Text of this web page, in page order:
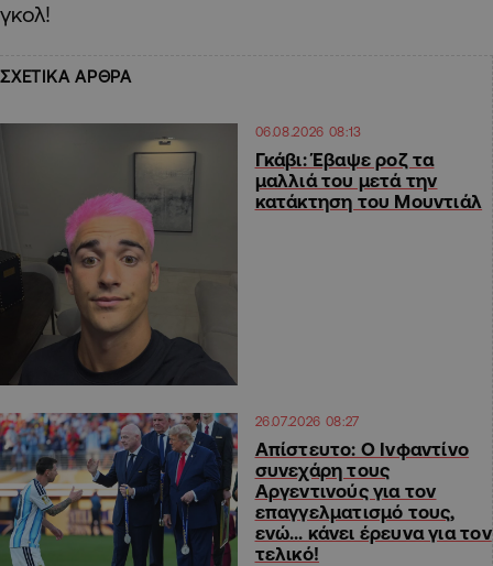
γκολ!
ΣΧΕΤΙΚΑ ΑΡΘΡΑ
06.08.2026 08:13
Γκάβι: Έβαψε ροζ τα
μαλλιά του μετά την
κατάκτηση του Μουντιάλ
26.07.2026 08:27
Απίστευτο: Ο Ινφαντίνο
συνεχάρη τους
Αργεντινούς για τον
επαγγελματισμό τους,
ενώ… κάνει έρευνα για τον
τελικό!